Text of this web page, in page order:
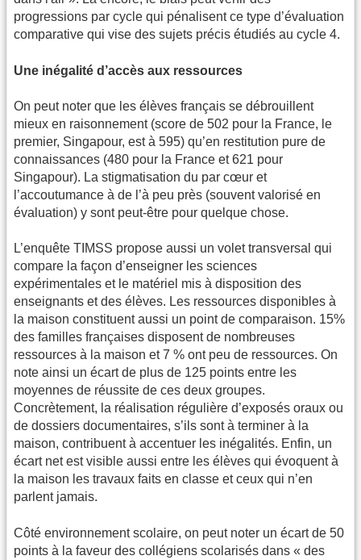
progressions par cycle qui pénalisent ce type d’évaluation
comparative qui vise des sujets précis étudiés au cycle 4.
Une inégalité d’accès aux ressources
On peut noter que les élèves français se débrouillent
mieux en raisonnement (score de 502 pour la France, le
premier, Singapour, est à 595) qu’en restitution pure de
connaissances (480 pour la France et 621 pour
Singapour). La stigmatisation du par cœur et
l’accoutumance à de l’à peu près (souvent valorisé en
évaluation) y sont peut-être pour quelque chose.
L’enquête TIMSS propose aussi un volet transversal qui
compare la façon d’enseigner les sciences
expérimentales et le matériel mis à disposition des
enseignants et des élèves. Les ressources disponibles à
la maison constituent aussi un point de comparaison. 15%
des familles françaises disposent de nombreuses
ressources à la maison et 7 % ont peu de ressources. On
note ainsi un écart de plus de 125 points entre les
moyennes de réussite de ces deux groupes.
Concrètement, la réalisation régulière d’exposés oraux ou
de dossiers documentaires, s’ils sont à terminer à la
maison, contribuent à accentuer les inégalités. Enfin, un
écart net est visible aussi entre les élèves qui évoquent à
la maison les travaux faits en classe et ceux qui n’en
parlent jamais.
Côté environnement scolaire, on peut noter un écart de 50
points à la faveur des collégiens scolarisés dans « des